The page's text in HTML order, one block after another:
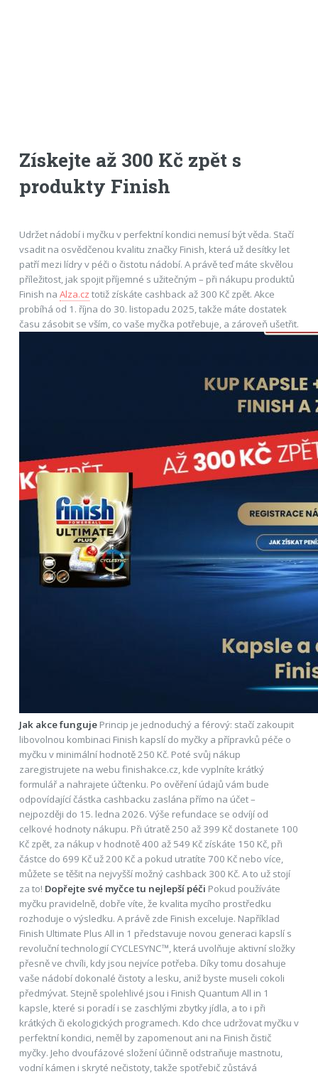
Získejte až 300 Kč zpět s
produkty Finish
Udržet nádobí i myčku v perfektní kondici nemusí být věda. Stačí
vsadit na osvědčenou kvalitu značky Finish, která už desítky let
patří mezi lídry v péči o čistotu nádobí. A právě teď máte skvělou
příležitost, jak spojit příjemné s užitečným – při nákupu produktů
Finish na Alza.cz totiž získáte cashback až 300 Kč zpět. Akce
probíhá od 1. října do 30. listopadu 2025, takže máte dostatek
času zásobit se vším, co vaše myčka potřebuje, a zároveň ušetřit.
Jak akce fungujePrincip je jednoduchý a férový: stačí zakoupit
libovolnou kombinaci Finish kapslí do myčky a přípravků péče o
myčku v minimální hodnotě 250 Kč. Poté svůj nákup
zaregistrujete na webu finishakce.cz, kde vyplníte krátký
formulář a nahrajete účtenku. Po ověření údajů vám bude
odpovídající částka cashbacku zaslána přímo na účet –
nejpozději do 15. ledna 2026. Výše refundace se odvíjí od
celkové hodnoty nákupu. Při útratě 250 až 399 Kč dostanete 100
Kč zpět, za nákup v hodnotě 400 až 549 Kč získáte 150 Kč, při
částce do 699 Kč už 200 Kč a pokud utratíte 700 Kč nebo více,
můžete se těšit na nejvyšší možný cashback 300 Kč. A to už stojí
za to! Dopřejte své myčce tu nejlepší péči Pokud používáte
myčku pravidelně, dobře víte, že kvalita mycího prostředku
rozhoduje o výsledku. A právě zde Finish exceluje. Například
Finish Ultimate Plus All in 1 představuje novou generaci kapslí s
revoluční technologií CYCLESYNC™, která uvolňuje aktivní složky
přesně ve chvíli, kdy jsou nejvíce potřeba. Díky tomu dosahuje
vaše nádobí dokonalé čistoty a lesku, aniž byste museli cokoli
předmývat. Stejně spolehlivé jsou i Finish Quantum All in 1
kapsle, které si poradí i se zaschlými zbytky jídla, a to i při
krátkých či ekologických programech. Kdo chce udržovat myčku v
perfektní kondici, neměl by zapomenout ani na Finish čistič
myčky. Jeho dvoufázové složení účinně odstraňuje mastnotu,
vodní kámen i skryté nečistoty, takže spotřebič zůstává